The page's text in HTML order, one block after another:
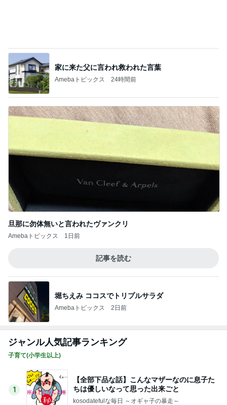
旦那に勿体無いと言われたヴァンクリ
Amebaトピックス
記事を読む
Amebaトピックス 2日前
ジャンル人気記事ランキング
子育て(小学生以上)
【全部下品な話】こんなマザーなのに息子た
ちは優しいなって思った出来ごと
kosodatefulな毎日 ～オギャ子の暴走～
お得すぎ！夏休みの読書に選んだ本！！
3
【汚部屋歴30年】片付けられない私が、プロ
にお願いした本当の理由
4
【夏休みプーケット旅行記2日目】大好きな豚
串のおっちゃんのナイトマーケットがな
い！！
フタリノキロク＋2